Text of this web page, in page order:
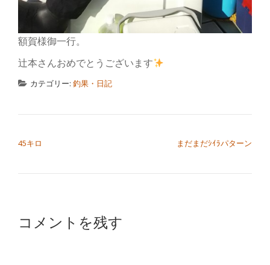
額賀様御一行。
辻本さんおめでとうございます
カテゴリー: 釣果・日記
45キロ まだまだｼｲﾗパターン
コメントを残す